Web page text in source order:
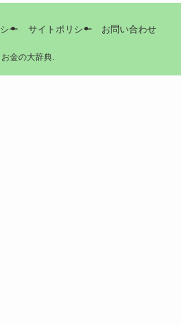
ー サイトポリシー お問い合わせ
金の大辞典.